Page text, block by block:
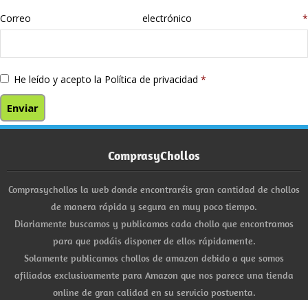
Correo electrónico *
He leído y acepto la Política de privacidad *
ComprasyChollos
Comprasychollos la web donde encontraréis gran cantidad de chollos
de manera rápida y segura en muy poco tiempo.
Diariamente buscamos y publicamos cada chollo que encontramos
para que podáis disponer de ellos rápidamente.
Solamente publicamos chollos de amazon debido a que somos
afiliados exclusivamente para Amazon que nos parece una tienda
online de gran calidad en su servicio postventa.